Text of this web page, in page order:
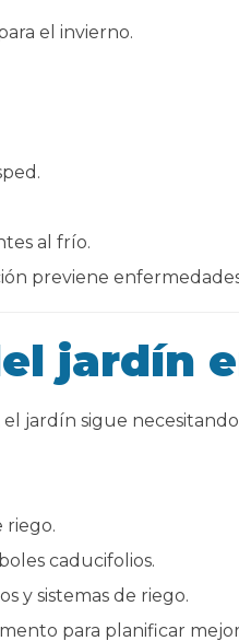
el invierno.
al frío.
previene
jardín
jardín sigue
riego.
caducifolios.
y sistemas de riego.
para planificar